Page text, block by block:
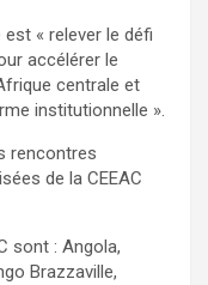
« relever le défi
accélérer le
centrale et
institutionnelle ».
rencontres
de la CEEAC
sont : Angola,
Brazzaville,